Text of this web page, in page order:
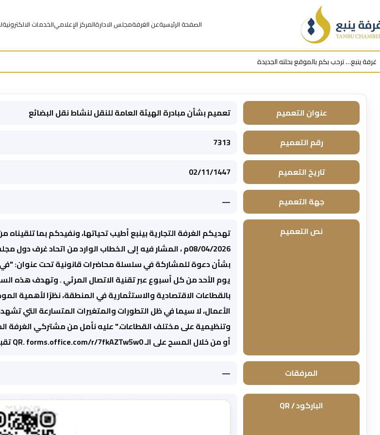
الصفحة الرئيسيةعن الغرفةمجلس الادارةالمركز الإعلاميالخدمات الالكترونية
عنوان التعميم تعميم بشأن مبادرة الهيئة العامة للنقل لنشاط نقل البضائع
رقم التعميم 7313
تاريخ التعميم 02/11/1447
جهة التعميم —
نص التعميم
تهديكم الغرفة التجارية بينبع أطيب تحياتها، ونفيدكم بما تلقيناه
بشأن دعوة للمشاركة في سلسلة محاضرات قانونية تحت عنوان: "في
يوم الأحد من كل أسبوع عبر تقنية الاتصال المرئي . وتهدف هذه
بالقطاعات الاقتصادية والاستثمارية في المنطقة، نظرًا لأهمية
الأعمال، لا سيما في ظل التطورات والمتغيرات المتسارعة التي
وتنظيمية على مختلف القطاعات." عليه نأمل من مشتركي الغرفة
أو من خلال المسح على الـ QR. forms.office.com/r/7fkAZTw5w0 تقبلوا تحياتنا
المرفقات —
الباركود / QR